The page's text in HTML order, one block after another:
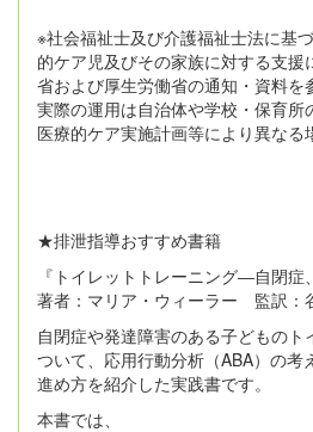
※社会福祉士及び介護福祉士法に基
的ケア児及びその家族に対する支
省および厚生労働省の通知・資料を
実際の運用は自治体や学校・保育所
医療的ケア実施計画等により異なる
★排泄指導おすすめ書籍
『トイレットトレーニング―自閉症
著者：マリア・ウィーラー 監訳：
自閉症や発達障害のある子どものト
ついて、応用行動分析（ABA）の考
進め方を紹介した実践書です。
本書では、